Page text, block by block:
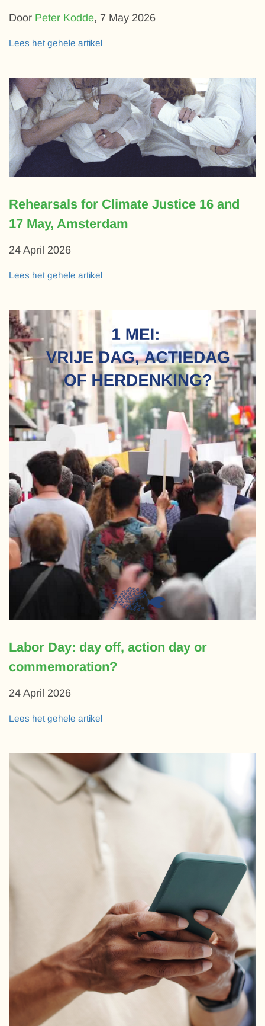
Door Peter Kodde, 7 May 2026
Lees het gehele artikel
Rehearsals for Climate Justice 16 and
17 May, Amsterdam
24 April 2026
Lees het gehele artikel
Labor Day: day off, action day or
commemoration?
24 April 2026
Lees het gehele artikel